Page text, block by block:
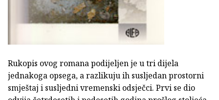
Rukopis ovog romana podijeljen je u tri dijela
jednakoga opsega, a razlikuju ih susljedan prostorni
smještaj i susljedni vremenski odsječci. Prvi se dio